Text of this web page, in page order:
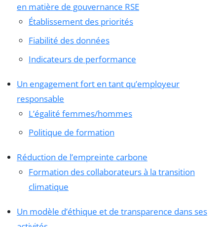
en matière de gouvernance RSE
Établissement des priorités
Fiabilité des données
Indicateurs de performance
Un engagement fort en tant qu’employeur
responsable
L’égalité femmes/hommes
Politique de formation
Réduction de l’empreinte carbone
Formation des collaborateurs à la transition
climatique
Un modèle d’éthique et de transparence dans ses